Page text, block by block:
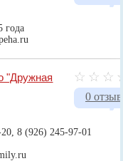
года
0
"Дружная
8 (926) 245-97-01